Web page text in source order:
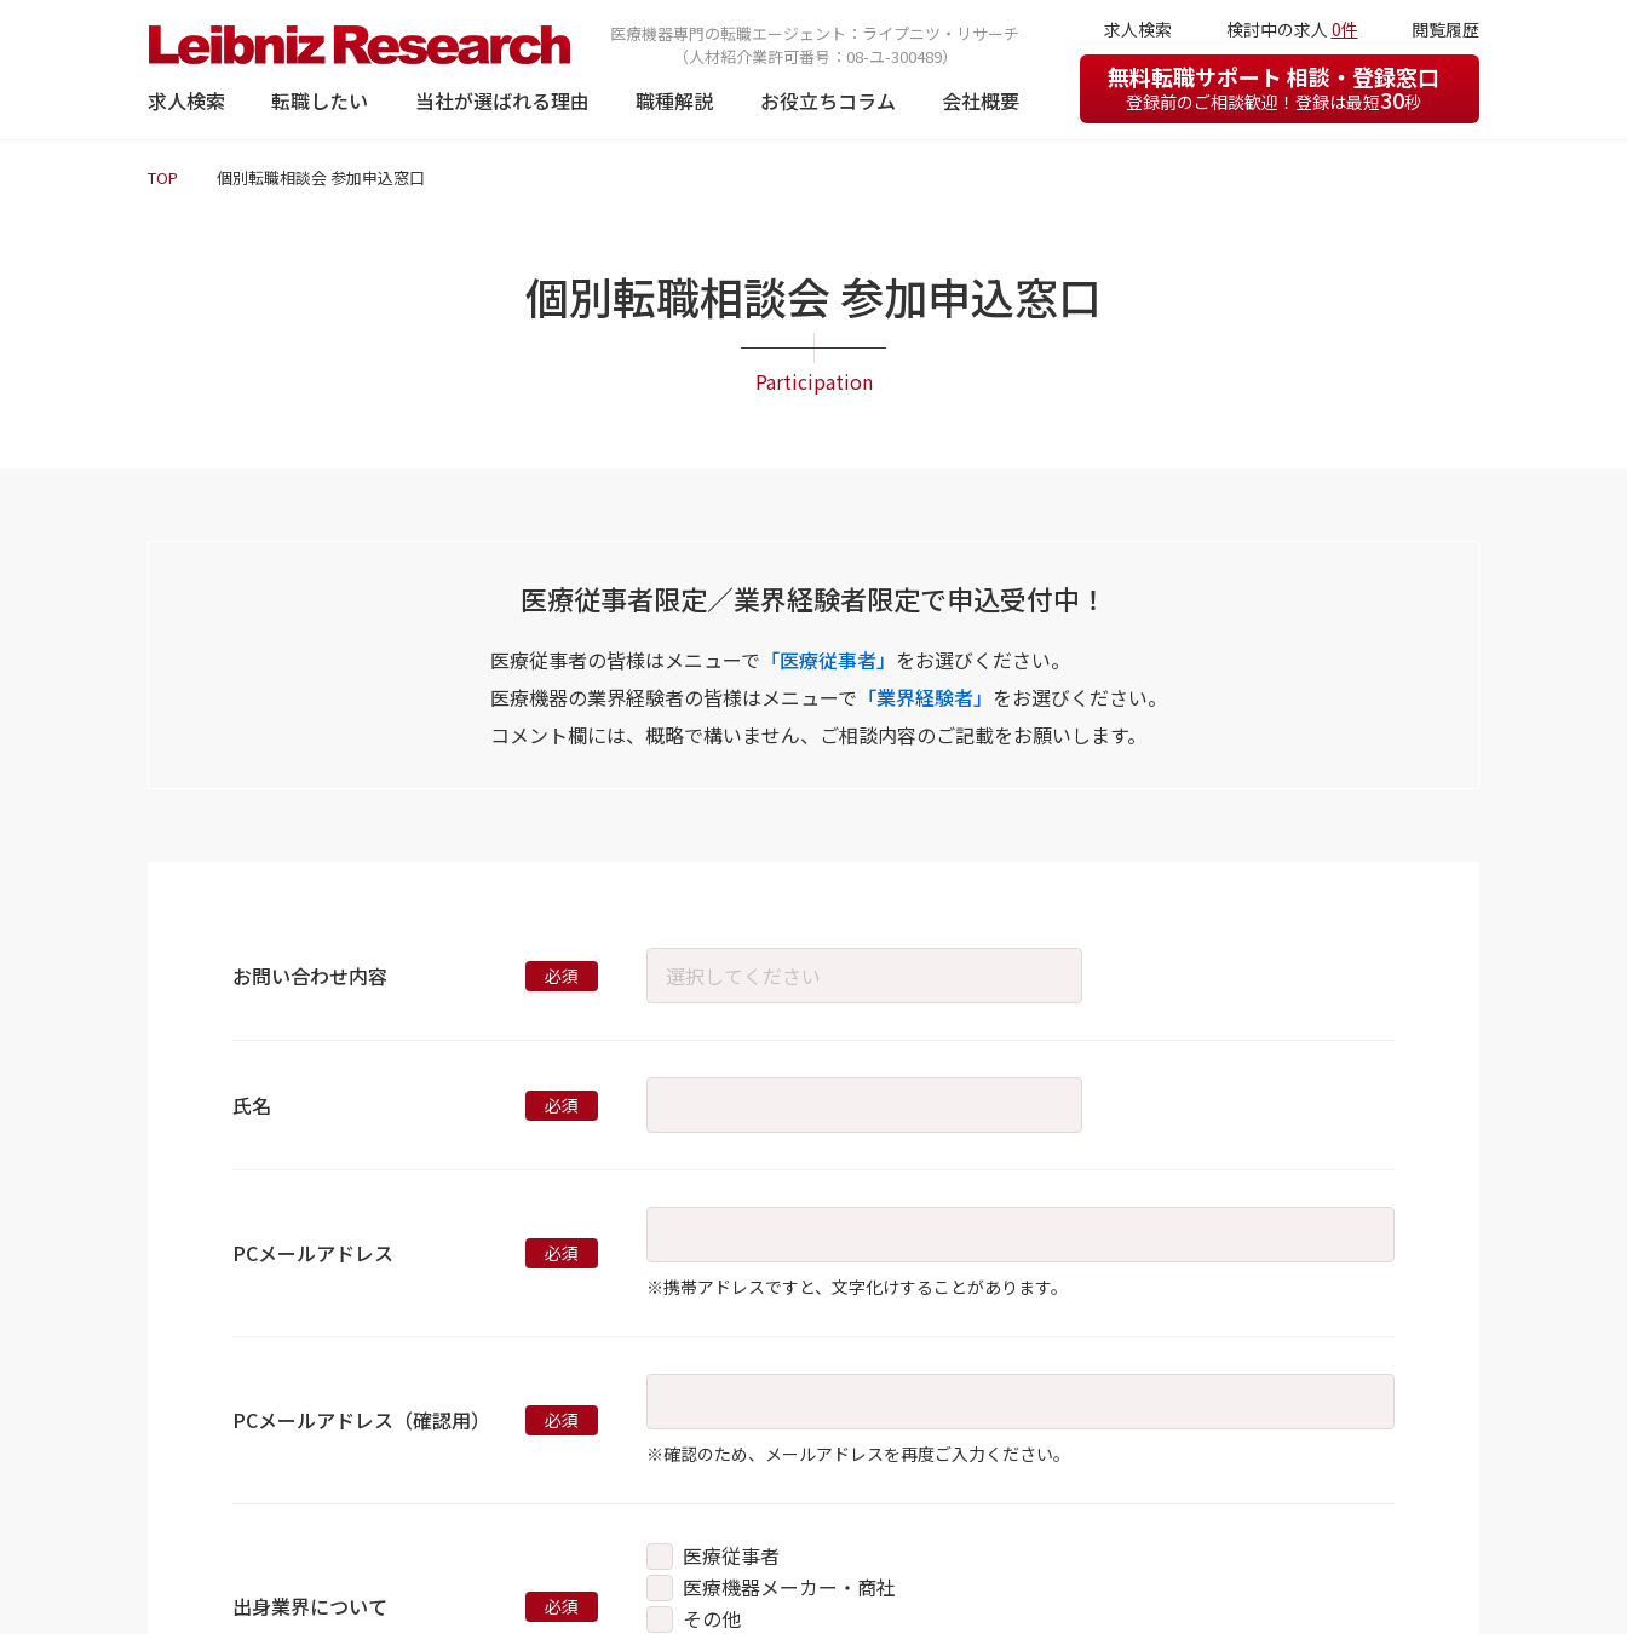
医療機器専門の転職エージェント： ライプニツ・リサーチ
（人材紹介業許可番号：08-ユ-300489）
求人検索 転職したい 当社が選ばれる理由 職種解説 お役立ちコラム 会社概要
求人検索 検討中の求人 0件 閲覧履歴
無料転職サポート 相談・登録窓口
登録前のご相談歓迎！登録は最短30秒
TOP 個別転職相談会 参加申込窓口
個別転職相談会 参加申込窓口
医療従事者限定／業界経験者限定で申込受付中！
医療従事者の皆様はメニューで 「医療従事者」 をお選びください。
医療機器の業界経験者の皆様はメニューで 「業界経験者」 をお選びください。
コメント欄には、概略で構いません、ご相談内容のご記載をお願いします。
お問い合わせ内容
氏名
PCメールアドレス
※携帯アドレスですと、文字化けすることがあります。
PCメールアドレス（確認用）
※確認のため、メールアドレスを再度ご入力ください。
出身業界について
医療従事者
医療機器メーカー・商社
その他